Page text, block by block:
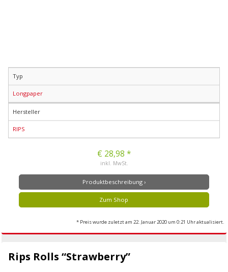
Typ
Longpaper
Hersteller
RIPS
€ 28,98 *
inkl. MwSt.
Produktbeschreibung ›
Zum Shop
* Preis wurde zuletzt am 22. Januar 2020 um 0:21 Uhr aktualisiert.
Rips Rolls “Strawberry”